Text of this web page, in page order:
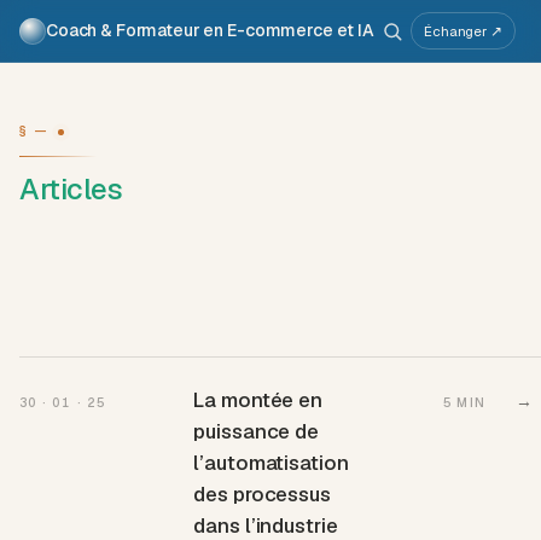
Coach & Formateur en E-commerce et IA
Pour qui Services Travaux Voix À propos Atelier IA Métiers
Échanger ↗
§ —
Articles
30 · 01 · 25
La montée en
puissance de
l’automatisation
des processus
dans l’industrie
5 MIN →